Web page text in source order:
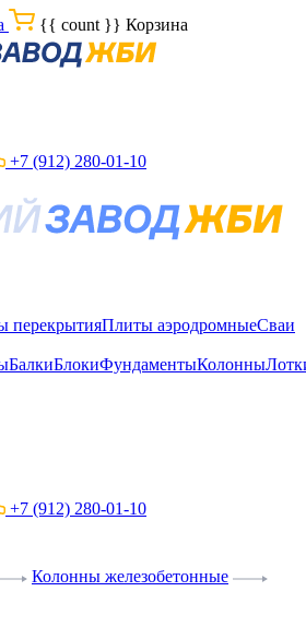
{{ count }} Корзина
+7 (912) 280-01-10
перекрытияПлиты аэродромныеСваи
БалкиБлокиФундаментыКолонны
+7 (912) 280-01-10
Колонны железобетонные